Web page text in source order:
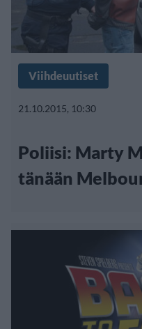
Viihdeuutiset
21.10.2015, 10:30
Poliisi: Marty
tänään